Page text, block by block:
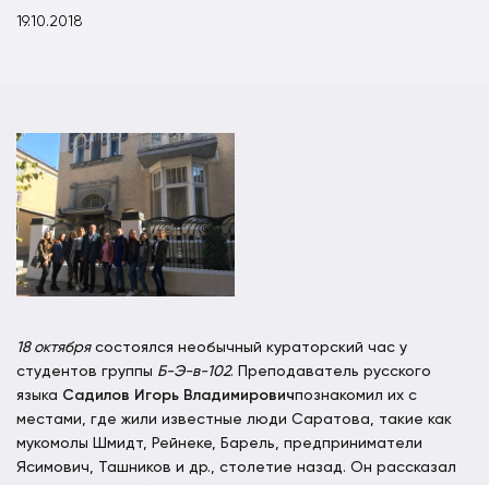
19.10.2018
18 октябрясостоялся необычный кураторский час у
студентов группы Б-Э-в-102. Преподаватель русского
языка Садилов Игорь Владимировичпознакомил их с
местами, где жили известные люди Саратова, такие как
мукомолы Шмидт, Рейнеке, Барель, предприниматели
Ясимович, Ташников и др., столетие назад. Он рассказал